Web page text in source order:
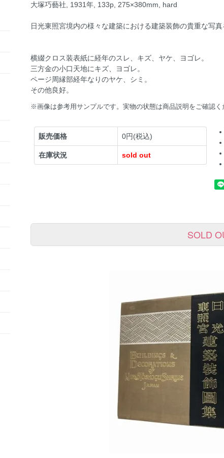
大塚巧藝社, 1931年, 133p, 275×380mm, hard
日光東照宮境内の様々な建築における建築装飾の貴重な写真
横綴クロス装表紙に経年のスレ、キズ、ヤケ、ヨゴレ。
三方金の小口天地にキズ、ヨゴレ。
ページ周縁部経年なりのヤケ、シミ。
その他良好。
※画像は参考用サンプルです。実物の状態は商品説明をご確認く
販売価格 0円(税込)
在庫状況 sold out
SOLD